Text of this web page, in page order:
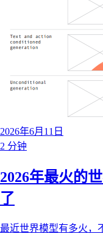
2026年6月11日
2 分钟
2026年最火的
了
最近世界模型有多火，